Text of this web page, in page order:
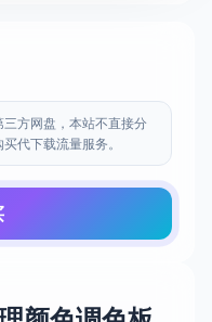
方网盘，本站不直接分
代下载流量服务。